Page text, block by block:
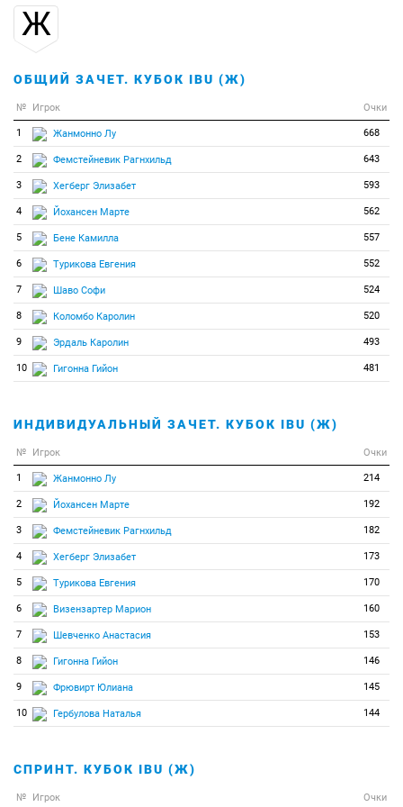
92 Хегберг Элизабет
93
94 Шеррингтон Дженна 0
95 Энхбайяр Ариунтунгалаг 0
96 Юнг Юми 0
97 Якела Йоанна 0
98 Яндова Тереза 0
99 де Майер Рейке 0
Ж
ОБЩИЙ ЗАЧЕТ. КУБОК IBU (Ж)
№ Игрок Очки
1 Жанмонно Лу 668
2 Фемстейневик Рагнхильд 643
3 Хегберг Элизабет 593
4 Йохансен Марте 562
5 Бене Камилла 557
6 Турикова Евгения 552
7 Шаво Софи 524
8 Коломбо Каролин 520
9 Эрдаль Каролин 493
10 Гигонна Гийон 481
ИНДИВИДУАЛЬНЫЙ ЗАЧЕТ. КУБОК IBU (Ж)
№ Игрок Очки
1 Жанмонно Лу 214
2 Йохансен Марте 192
3 Фемстейневик Рагнхильд 182
4 Хегберг Элизабет 173
5 Турикова Евгения 170
6 Визензартер Марион 160
7 Шевченко Анастасия 153
8 Гигонна Гийон 146
9 Фрювирт Юлиана 145
10 Гербулова Наталья 144
СПРИНТ. КУБОК IBU (Ж)
№ Игрок Очки